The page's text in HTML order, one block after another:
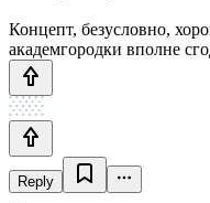
Концепт, безусловно,
академгородки вполне
Reply